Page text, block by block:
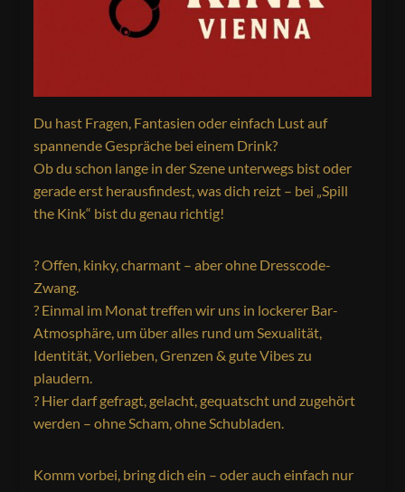
Du hast Fragen, Fantasien oder einfach Lust auf
spannende Gespräche bei einem Drink?
Ob du schon lange in der Szene unterwegs bist oder
gerade erst herausfindest, was dich reizt – bei „Spill
the Kink“ bist du genau richtig!
? Offen, kinky, charmant – aber ohne Dresscode-
Zwang.
? Einmal im Monat treffen wir uns in lockerer Bar-
Atmosphäre, um über alles rund um Sexualität,
Identität, Vorlieben, Grenzen & gute Vibes zu
plaudern.
? Hier darf gefragt, gelacht, gequatscht und zugehört
werden – ohne Scham, ohne Schubladen.
Komm vorbei, bring dich ein – oder auch einfach nur